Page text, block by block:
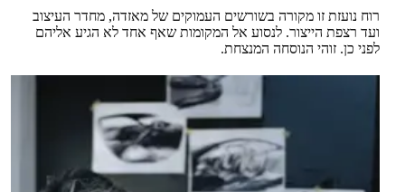
רוח נועזת זו מקורה בשורשים העמוקים של מאזדה, מחדר העיצוב
ועד רצפת הייצור. לנסוע אל המקומות שאף אחד לא הגיע אליהם
לפני כן. זוהי הנוסחה המנצחת.